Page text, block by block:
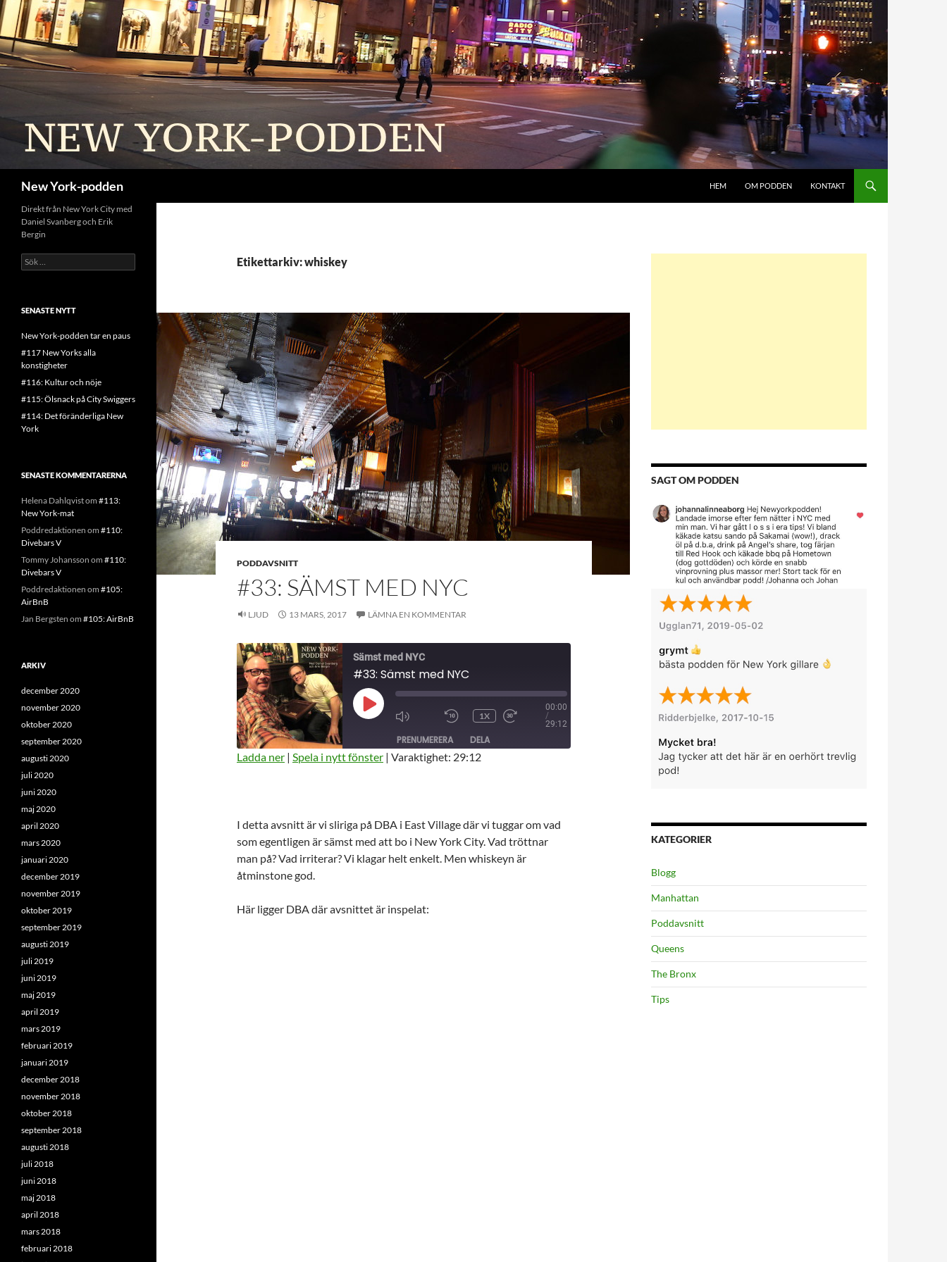
New York-podden
HEM
OM PODDEN KONTAKT
Etikettarkiv: whiskey
PODDAVSNITT
#33: SÄMST MED NYC
LJUD 13 MARS, 2017 LÄMNA EN KOMMENTAR
Sämst med NYC
#33: Sämst med NYC
SPELA
UPP
MUTE/UNMUTEHOPPA
10
SEKUNDER
1X
SNABBSPOLA
FRAMÅT
SEKUNDER
00:00
/
29:12
PRENUMERERA DELA
BÄDDA IN
Ladda ner | Spela i nytt fönster | Varaktighet: 29:12
I detta avsnitt är vi sliriga på DBA i East Village där vi tuggar om vad
som egentligen är sämst med att bo i New York City. Vad tröttnar
man på? Vad irriterar? Vi klagar helt enkelt. Men whiskeyn är
åtminstone god.
Här ligger DBA där avsnittet är inspelat:
SAGT OM PODDEN
KATEGORIER
Blogg
Manhattan
Poddavsnitt
Queens
The Bronx
Tips
Direkt från New York City med
Daniel Svanberg och Erik
Bergin
Sök
efter:
SENASTE NYTT
New York-podden tar en paus
#117 New Yorks alla
konstigheter
#116: Kultur och nöje
#115: Ölsnack på City Swiggers
#114: Det föränderliga New
York
SENASTE KOMMENTARERNA
Helena Dahlqvistom #113:
New York-mat
Poddredaktionen om #110:
Divebars V
Tommy Johansson om #110:
Divebars V
Poddredaktionen om #105:
AirBnB
Jan Bergsten om #105: AirBnB
ARKIV
december 2020
november 2020
oktober 2020
september 2020
augusti 2020
juli 2020
juni 2020
maj 2020
april 2020
mars 2020
januari 2020
december 2019
november 2019
oktober 2019
september 2019
augusti 2019
juli 2019
juni 2019
maj 2019
april 2019
mars 2019
februari 2019
januari 2019
december 2018
november 2018
oktober 2018
september 2018
augusti 2018
juli 2018
juni 2018
maj 2018
april 2018
mars 2018
februari 2018